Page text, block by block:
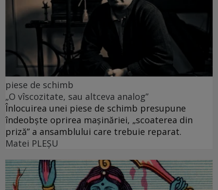
piese de schimb
„O vîscozitate, sau altceva analog”
Înlocuirea unei piese de schimb presupune
îndeobște oprirea mașinăriei, „scoaterea din
priză” a ansamblului care trebuie reparat.
Matei PLEŞU